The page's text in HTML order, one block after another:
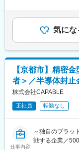
て、500社超の
材料、形状、公
として組み立て
的に複数のサプ
可能。「
期、納入実績に
AIで抽出して、
や機械部品、金
地政学的リスク
イチェーンの再
ーの発掘、取
は多く、設計部
の課題解決には
安の金額であり
(月額)は固定手
気にな
【京都市】精密
者＞／半導体封
株式会社CAPABLE
正社員 転勤なし
仕事内容
～独自のプラッ
戦する企業／